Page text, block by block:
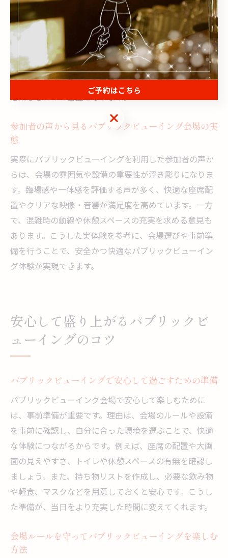
欠かせません。全席からスクリーンが見やすいレイアウ
トや、十分なスペース確保がポイントです。例えば、段
差を設けて視界を確保したり、グループ席やカウンター
席を用意することで、多様な観戦スタイルに対応できま
す。さらに、適切な換気や空調設備の充実も快適性向上
に寄与します。こうした工夫が、ストレスなくイベント
を楽しむための基盤となります。
参加者の声から見るパブリックビューイング会場の実
態
実際にパブリックビューイングを利用した参加者の声か
らは、会場の雰囲気や設備の重要性が浮き彫りになりま
す。臨場感や一体感を評価する声が多く、快適な座席配
置やクリアな映像・音響が満足度を高めています。一方
で、混雑時の動線や休憩スペースの充実を求める意見も
あります。こうした実体験を参考に、会場選びや事前準
備を行うことで、安全かつ快適なパブリックビューイン
グ体験が実現できます。
安心して盛り上がるパブリックビ
ューイングのコツ
パブリックビューイングで安心して過ごすための準備
パブリックビューイング会場で安心して楽しむために
は、事前準備が重要です。理由は、会場のルールや設備
を事前に確認し、自分に合った環境を選ぶことで、快適
な体験につながるからです。例えば、座席の配置や大画
面の見えやすさ、トイレや休憩スペースの有無を確認し
ましょう。また、持ち物リストを作成し、必要な飲み物
や軽食、マスクなどを用意しておくと安心です。こうし
た準備が、当日をより充実した時間に変えてくれます。
会場ルールを守ってパブリックビューイングを楽しむ
方法
ご予約はこちら
ご予約はこちら